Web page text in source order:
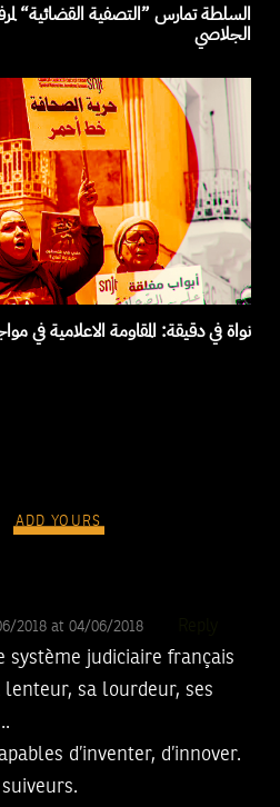
السلطة تمارس ”التصفية القضائية“
الجلاصي
نواة في دقيقة: المقاومة الاعلامية في
ADD YOURS
2018 at 04/06/2018
système judiciaire français
lenteur, sa lourdeur, ses
d’inventer, d’innover.